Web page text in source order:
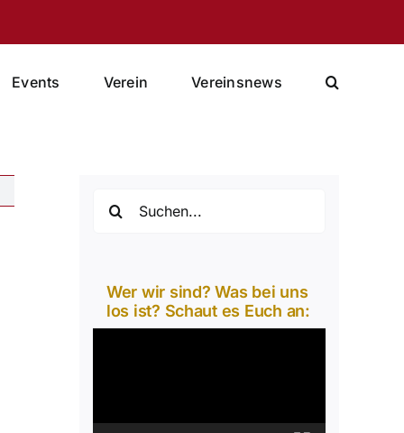
Events Verein Vereinsnews
nach:
Wer wir sind? Was bei uns
los ist? Schaut es Euch an: